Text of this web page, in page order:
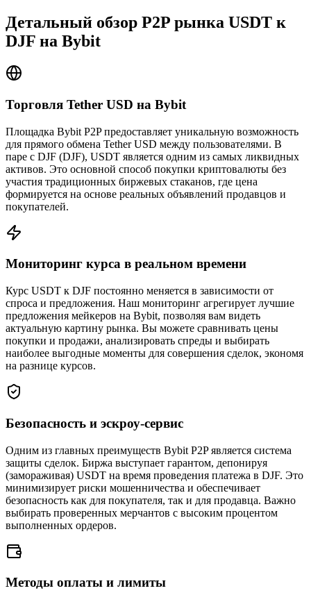
Детальный обзор P2P рынка USDT к
DJF на Bybit
Торговля Tether USD на Bybit
Площадка Bybit P2P предоставляет уникальную возможность
для прямого обмена Tether USD между пользователями. В
паре с DJF (DJF), USDT является одним из самых ликвидных
активов. Это основной способ покупки криптовалюты без
участия традиционных биржевых стаканов, где цена
формируется на основе реальных объявлений продавцов и
покупателей.
Мониторинг курса в реальном времени
Курс USDT к DJF постоянно меняется в зависимости от
спроса и предложения. Наш мониторинг агрегирует лучшие
предложения мейкеров на Bybit, позволяя вам видеть
актуальную картину рынка. Вы можете сравнивать цены
покупки и продажи, анализировать спреды и выбирать
наиболее выгодные моменты для совершения сделок, экономя
на разнице курсов.
Безопасность и эскроу-сервис
Одним из главных преимуществ Bybit P2P является система
защиты сделок. Биржа выступает гарантом, депонируя
(замораживая) USDT на время проведения платежа в DJF. Это
минимизирует риски мошенничества и обеспечивает
безопасность как для покупателя, так и для продавца. Важно
выбирать проверенных мерчантов с высоким процентом
выполненных ордеров.
Методы оплаты и лимиты